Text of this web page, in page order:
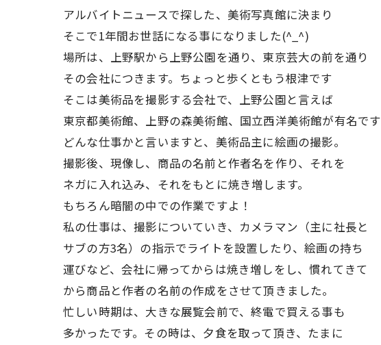
アルバイトニュースで探した、美術写真館に決まり
そこで1年間お世話になる事になりました(^_^)
場所は、上野駅から上野公園を通り、東京芸大の前を通り
その会社につきます。ちょっと歩くともう根津です
そこは美術品を撮影する会社で、上野公園と言えば
東京都美術館、上野の森美術館、国立西洋美術館が有名です
どんな仕事かと言いますと、美術品主に絵画の撮影。
撮影後、現像し、商品の名前と作者名を作り、それを
ネガに入れ込み、それをもとに焼き増します。
もちろん暗闇の中での作業ですよ！
私の仕事は、撮影についていき、カメラマン（主に社長と
サブの方3名）の指示でライトを設置したり、絵画の持ち
運びなど、会社に帰ってからは焼き増しをし、慣れてきて
から商品と作者の名前の作成をさせて頂きました。
忙しい時期は、大きな展覧会前で、終電で買える事も
多かったです。その時は、夕食を取って頂き、たまに